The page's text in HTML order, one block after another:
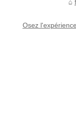
Osez